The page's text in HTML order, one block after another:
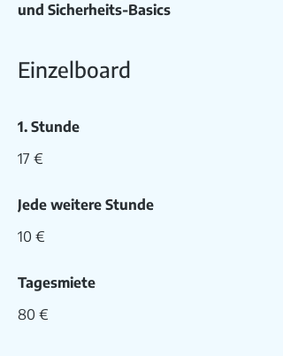
und Sicherheits-Basics
Einzelboard
1. Stunde
17 €
Jede weitere Stunde
10 €
Tagesmiete
80 €